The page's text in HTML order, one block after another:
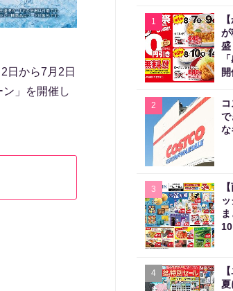
日から7月2日
」を開催し
1
が
盛
開
2
で
な
3
4
夏